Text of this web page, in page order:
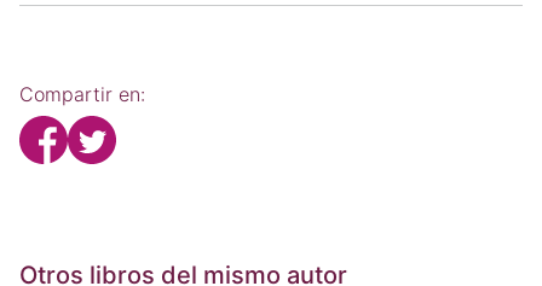
Compartir en:
Otros libros del mismo autor